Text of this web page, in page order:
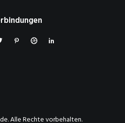
Alle Rechte vorbehalten.